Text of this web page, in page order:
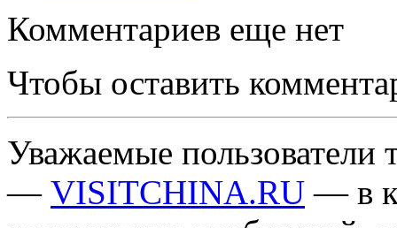
Комментариев еще нет
Чтобы оставить
Уважаемые пользователи
— VISITCHINA.RU — в